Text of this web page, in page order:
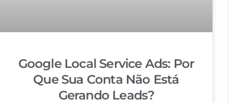
Google Local Service Ads: Por
Que Sua Conta Não Está
Gerando Leads?